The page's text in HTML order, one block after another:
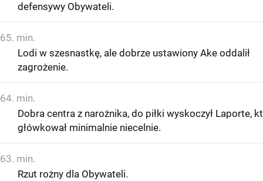
defensywy Obywateli.
65. min.
Lodi w szesnastkę, ale dobrze ustawiony Ake oddalił
zagrożenie.
64. min.
Dobra centra z narożnika, do piłki wyskoczył Laporte,
główkował minimalnie niecelnie.
63. min.
Rzut rożny dla Obywateli.